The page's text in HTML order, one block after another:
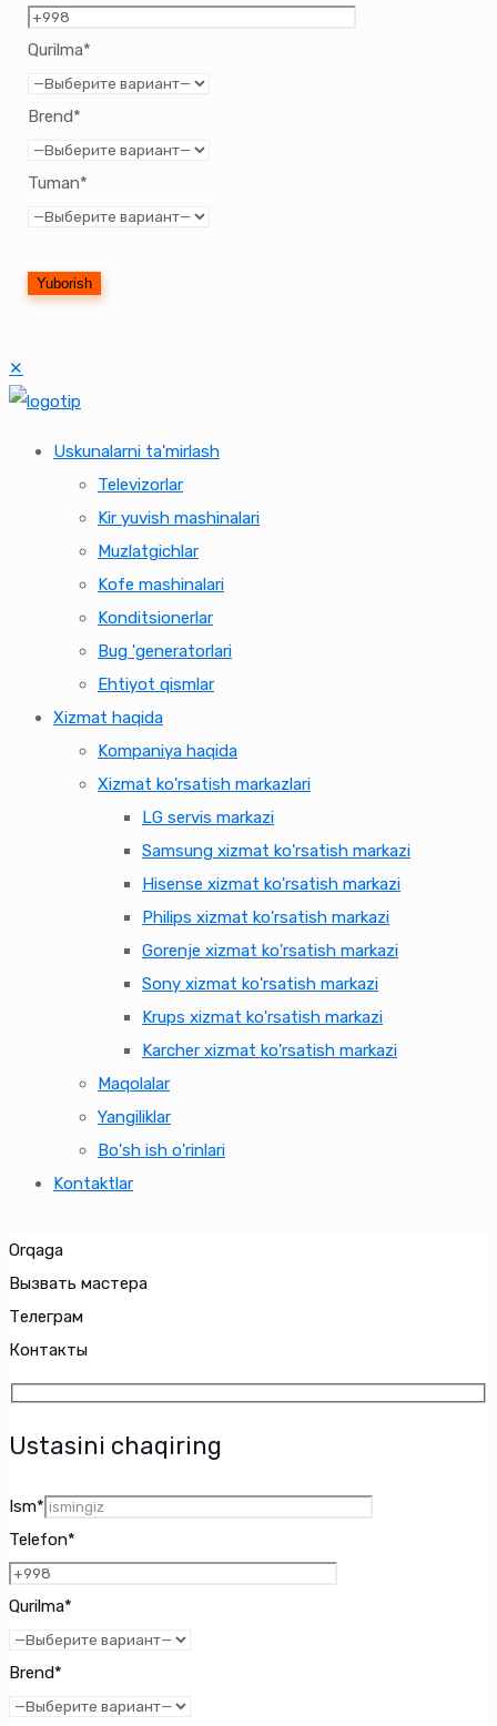
Qurilma*
Brend*
Tuman*
✕
Uskunalarni ta'mirlash
Televizorlar
Kir yuvish mashinalari
Muzlatgichlar
Kofe mashinalari
Konditsionerlar
Bug 'generatorlari
Ehtiyot qismlar
Xizmat haqida
Kompaniya haqida
Xizmat ko'rsatish markazlari
LG servis markazi
Samsung xizmat ko'rsatish markazi
Hisense xizmat ko'rsatish markazi
Philips xizmat ko'rsatish markazi
Gorenje xizmat ko'rsatish markazi
Sony xizmat ko'rsatish markazi
Krups xizmat ko'rsatish markazi
Karcher xizmat ko'rsatish markazi
Maqolalar
Yangiliklar
Bo'sh ish o'rinlari
Kontaktlar
Orqaga
Вызвать мастера
Телеграм
Контакты
Ustasini chaqiring
Ism*
Telefon*
Qurilma*
Brend*